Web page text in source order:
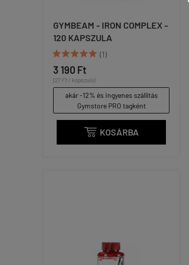
GYMBEAM - IRON COMPLEX -
120 KAPSZULA
 (1)
3 190 Ft
(27 Ft / kapszula)
akár -12% és ingyenes szállítás
Gymstore PRO tagként
 KOSÁRBA